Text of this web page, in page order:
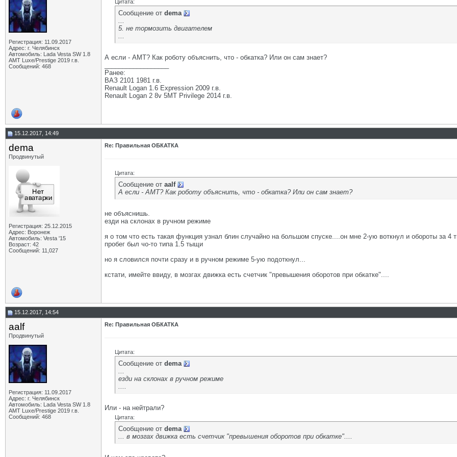
Регистрация: 11.09.2017
Адрес: г. Челябинск
Автомобиль: Lada Vesta SW 1.8
АМТ Luxe/Prestige 2019 г.в.
Сообщений: 468
Цитата:
Сообщение от dema
...
5. не тормозить двигателем
...
А если - АМТ? Как роботу объяснить, что - обкатка? Или он сам знает?
Ранее:
ВАЗ 2101 1981 г.в.
Renault Logan 1.6 Expression 2009 г.в.
Renault Logan 2 8v 5МТ Privilege 2014 г.в.
15.12.2017, 14:49
dema
Продвинутый
Регистрация: 25.12.2015
Адрес: Воронеж
Автомобиль: Vesta '15
Возраст: 42
Сообщений: 11,027
Re: Правильная ОБКАТКА
Цитата:
Сообщение от aalf
А если - АМТ? Как роботу объяснить, что - обкатка? Или он сам знает?
не объяснишь.
езди на склонах в ручном режиме
я о том что есть такая функция узнал блин случайно на большом спуске....он мне 2-ую воткнул и обороты за 4
пробег был чо-то типа 1.5 тыщи
но я словился почти сразу и в ручном режиме 5-ую подоткнул...
кстати, имейте ввиду, в мозгах движка есть счетчик "превышения оборотов при обкатке"....
15.12.2017, 14:54
aalf
Продвинутый
Регистрация: 11.09.2017
Адрес: г. Челябинск
Автомобиль: Lada Vesta SW 1.8
АМТ Luxe/Prestige 2019 г.в.
Сообщений: 468
Re: Правильная ОБКАТКА
Цитата:
Сообщение от dema
...
езди на склонах в ручном режиме
....
Или - на нейтрали?
Цитата:
Сообщение от dema
... в мозгах движка есть счетчик "превышения оборотов при обкатке"....